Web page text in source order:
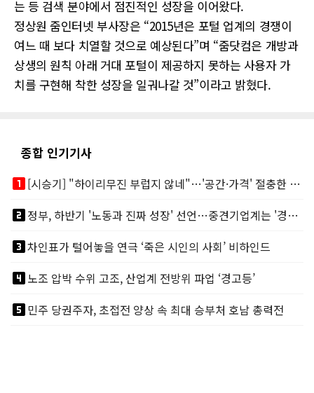
는 등 검색 분야에서 점진적인 성장을 이어왔다.
정상원 줌인터넷 부사장은 “2015년은 포털 업계의 경쟁이
여느 때 보다 치열할 것으로 예상된다”며 “줌닷컴은 개방과
상생의 원칙 아래 거대 포털이 제공하지 못하는 사용자 가
치를 구현해 착한 성장을 일궈나갈 것”이라고 밝혔다.
종합 인기기사
looks_one
[시승기] "하이리무진 부럽지 않네"…'공간·가격' 절충한 카니발 하이루프
looks_two
정부, 하반기 '노동과 진짜 성장' 선언…중견기업계는 '경영 불확실성' 우려
looks_3차인표가 털어놓을 연극 ‘죽은 시인의 사회’ 비하인드
looks_4노조 압박 수위 고조, 산업계 전방위 파업 ‘경고등’
looks_5민주 당권주자, 초접전 양상 속 최대 승부처 호남 총력전